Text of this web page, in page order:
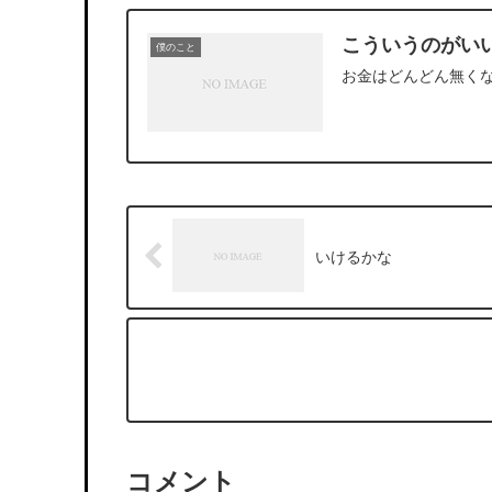
僕のこと こういうのがい
お金はどんどん無く
いけるかな
コメント